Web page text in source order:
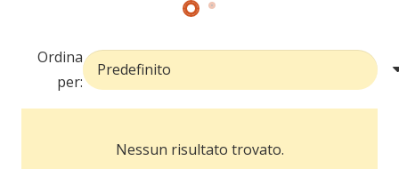
Ordina
per:
Nessun risultato trovato.